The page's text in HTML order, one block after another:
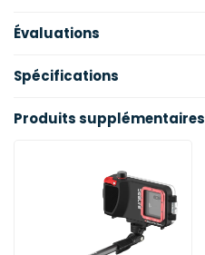
Évaluations
Spécifications
Produits supplémentaires